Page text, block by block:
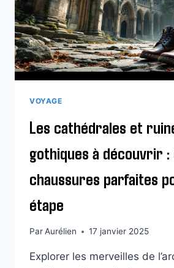
VOYAGE
Les cathédrales et
gothiques à découvrir
chaussures parfaites
étape
ParAurélien 17 janvier 2025
Explorer les merveilles de